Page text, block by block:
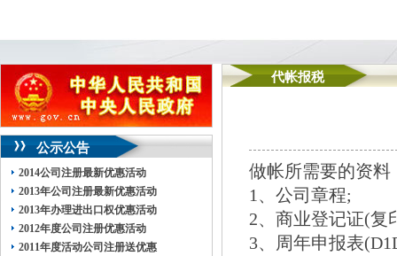
公示公告
2014公司注册最新优惠活动
2013年公司注册最新优惠活动
2013年办理进出口权优惠活动
2012年度公司注册优惠活动
2011年度活动公司注册送优惠
代帐报税
做帐所需要的资料
1、公司章程;
2、商业登记证(复
3、周年申报表